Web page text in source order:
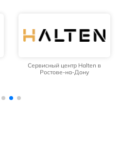
Сервисный центр Halten в
Ростове-на-Дону